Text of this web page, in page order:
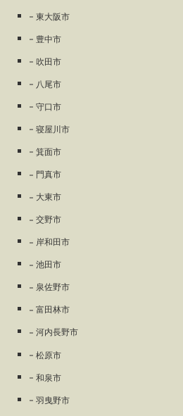
東大阪市
豊中市
吹田市
八尾市
守口市
寝屋川市
箕面市
門真市
大東市
交野市
岸和田市
池田市
泉佐野市
富田林市
河内長野市
松原市
和泉市
羽曳野市